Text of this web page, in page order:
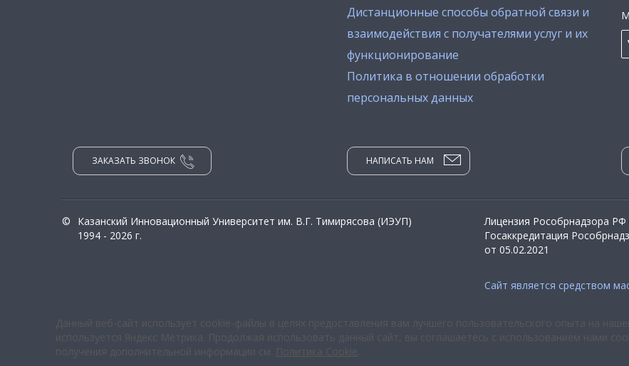
Дистанционные способы обратной связи и
взаимодействия с получателями услуг и их
функционирование
Политика в отношении обработки
персональных данных
ЗАКАЗАТЬ ЗВОНОК НАПИСАТЬ НАМ
©
Казанский Инновационный Университет им. В.Г. Тимирясова (ИЭУП)
1994 - 2026 г.
Лицензия Рособрнадзора
Госаккредитация
от 05.02.2021
Сайт является средством
Данный веб-сайт использует cookie-файлы в целях предоставления вам лучшего пользовательского опыта на
используется Яндекс Метрика. Продолжая использовать данный сайт, вы соглашаетесь с использованием нами
получения дополнительной информации см.
Политика Cookie